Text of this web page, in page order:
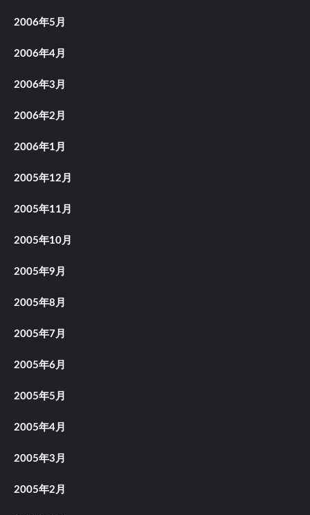
2006年5月
2006年4月
2006年3月
2006年2月
2006年1月
2005年12月
2005年11月
2005年10月
2005年9月
2005年8月
2005年7月
2005年6月
2005年5月
2005年4月
2005年3月
2005年2月